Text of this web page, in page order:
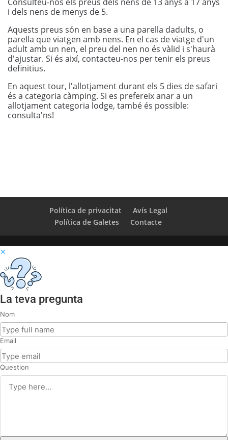
i dels nens de menys de 5.
Aquests preus són en base a una parella dadults, o
parella que viatgen amb nens. En el cas de viatge d'un
adult amb un nen, el preu del nen no és vàlid i s'haurà
d'ajustar. Si és així, contacteu-nos per tenir els preus
definitius.
En aquest tour, l'allotjament durant els 5 dies de safari
és a categoria càmping. Si es prefereix anar a un
allotjament categoria lodge, també és possible:
consulta'ns!
Política de privacitat
Avís Legal
Política de Galetes
Contacte
✕
La teva pregunta
Nom
Email
Question